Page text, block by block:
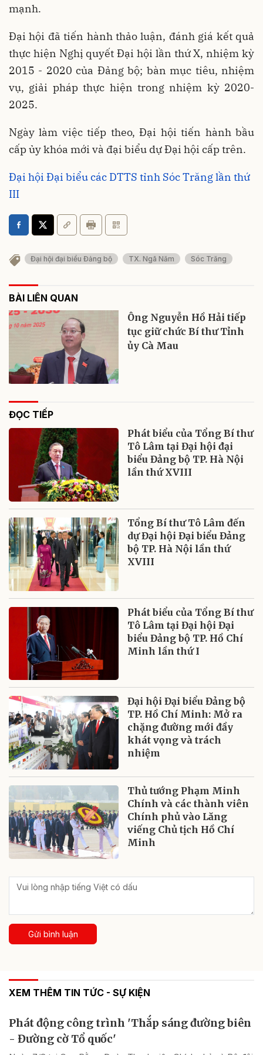
mạnh.
Đại hội đã tiến hành thảo luận, đánh giá kết quả
thực hiện Nghị quyết Đại hội lần thứ X, nhiệm kỳ
2015 - 2020 của Đảng bộ; bàn mục tiêu, nhiệm
vụ, giải pháp thực hiện trong nhiệm kỳ 2020-
2025.
Ngày làm việc tiếp theo, Đại hội tiến hành bầu
cấp ủy khóa mới và đại biểu dự Đại hội cấp trên.
Đại hội Đại biểu các DTTS tỉnh Sóc Trăng lần thứ
III
Đại hội đại biểu Đảng bộ TX. Ngã Năm Sóc Trăng
BÀI LIÊN QUAN
Ông Nguyễn Hồ Hải tiếp
tục giữ chức Bí thư Tỉnh
ủy Cà Mau
ĐỌC TIẾP
Phát biểu của Tổng Bí thư
Tô Lâm tại Đại hội đại
biểu Đảng bộ TP. Hà Nội
lần thứ XVIII
Tổng Bí thư Tô Lâm đến
dự Đại hội Đại biểu Đảng
bộ TP. Hà Nội lần thứ
XVIII
Phát biểu của Tổng Bí thư
Tô Lâm tại Đại hội Đại
biểu Đảng bộ TP. Hồ Chí
Minh lần thứ I
Đại hội Đại biểu Đảng bộ
TP. Hồ Chí Minh: Mở ra
chặng đường mới đầy
khát vọng và trách
nhiệm
Thủ tướng Phạm Minh
Chính và các thành viên
Chính phủ vào Lăng
viếng Chủ tịch Hồ Chí
Minh
Gửi bình luận
XEM THÊM TIN TỨC - SỰ KIỆN
Phát động công trình 'Thắp sáng đường biên
- Đường cờ Tổ quốc'